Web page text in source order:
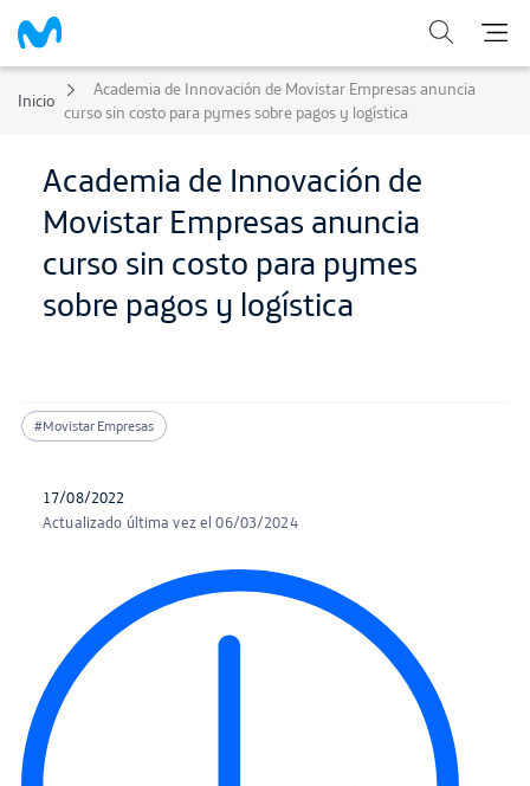
Inicio
Academia de Innovación de Movistar Empresas anuncia
curso sin costo para pymes sobre pagos y logística
Academia de Innovación de
Movistar Empresas anuncia
curso sin costo para pymes
sobre pagos y logística
#Movistar Empresas
17/08/2022
Actualizado última vez el 06/03/2024